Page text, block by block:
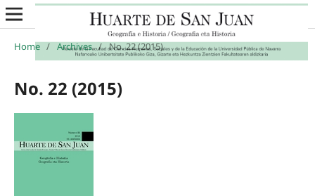
Home / Archives / No. 22 (2015)
No. 22 (2015)